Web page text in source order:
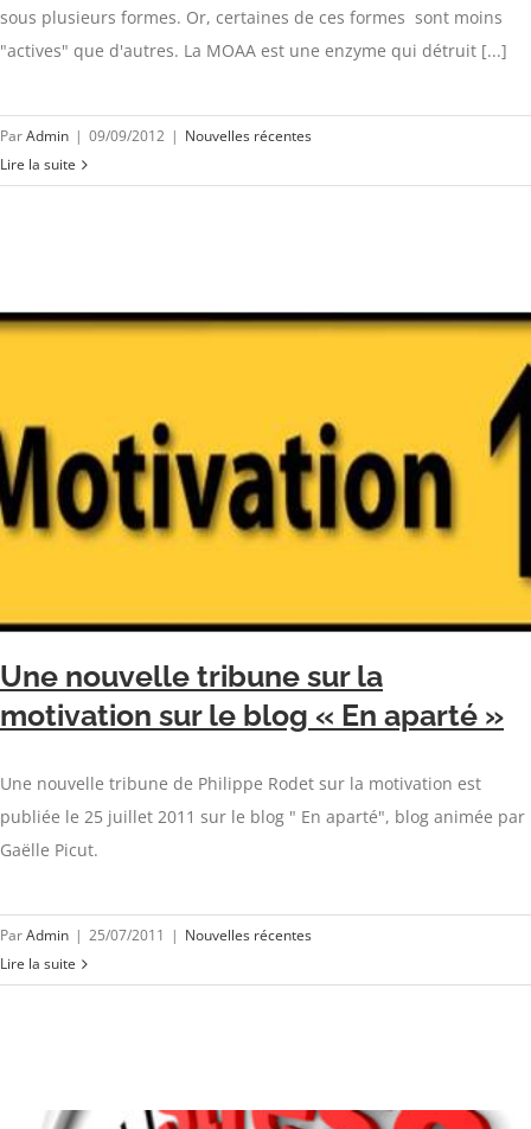
sous plusieurs formes. Or, certaines de ces formes sont moins
"actives" que d'autres. La MOAA est une enzyme qui détruit [...]
ParAdmin | 09/09/2012 | Nouvelles récentes
Lire la suite
Une nouvelle tribune sur la
motivation sur le blog « En aparté »
Une nouvelle tribune de Philippe Rodet sur la motivation est
publiée le 25 juillet 2011 sur le blog " En aparté", blog animée par
Gaëlle Picut.
ParAdmin | 25/07/2011 | Nouvelles récentes
Lire la suite